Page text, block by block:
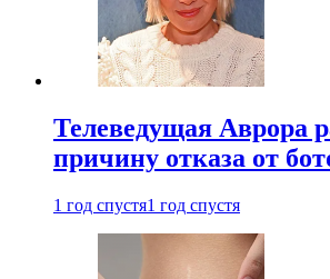
Телеведущая Аврора
причину отказа от
1 год спустя1 год спустя